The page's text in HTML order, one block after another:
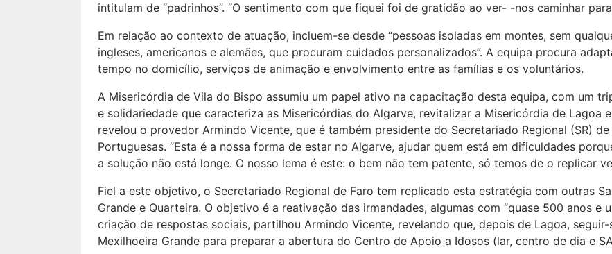
intitulam de “padrinhos”. “O sentimento com que fiquei foi de gratidão ao ver- -nos caminhar
Em relação ao contexto de atuação, incluem-se desde “pessoas isoladas em montes, sem
ingleses, americanos e alemães, que procuram cuidados personalizados”. A equipa procura
tempo no domicílio, serviços de animação e envolvimento entre as famílias e os voluntários.
A Misericórdia de Vila do Bispo assumiu um papel ativo na capacitação desta equipa, com um
e solidariedade que caracteriza as Misericórdias do Algarve, revitalizar a Misericórdia de Lagoa
revelou o provedor Armindo Vicente, que é também presidente do Secretariado Regional (SR)
Portuguesas. “Esta é a nossa forma de estar no Algarve, ajudar quem está em dificuldades
a solução não está longe. O nosso lema é este: o bem não tem patente, só temos de o replicar
Fiel a este objetivo, o Secretariado Regional de Faro tem replicado esta estratégia com outras
Grande e Quarteira. O objetivo é a reativação das irmandades, algumas com “quase 500 anos e
criação de respostas sociais, partilhou Armindo Vicente, revelando que, depois de Lagoa,
Mexilhoeira Grande para preparar a abertura do Centro de Apoio a Idosos (lar, centro de dia e